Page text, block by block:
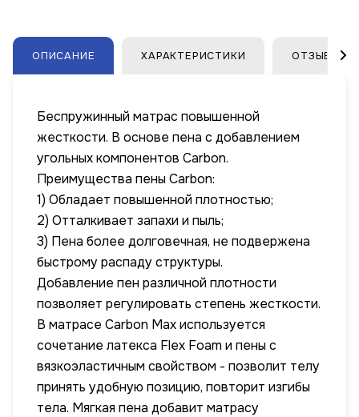
ОПИСАНИЕ ХАРАКТЕРИСТИКИ ОТЗЫВЫ
Беспружинный матрас повышенной
жесткости. В основе пена с добавлением
угольных компонентов Carbon.
Преимущества пены Carbon:
1) Обладает повышенной плотностью;
2) Отталкивает запахи и пыль;
3) Пена более долговечная, не подвержена
быстрому распаду структуры.
Добавление пен различной плотности
позволяет регулировать степень жесткости.
В матрасе Carbon Max используется
сочетание латекса Flex Foam и пены с
вязкоэластичным свойством - позволит телу
принять удобную позицию, повторит изгибы
тела. Мягкая пена добавит матрасу